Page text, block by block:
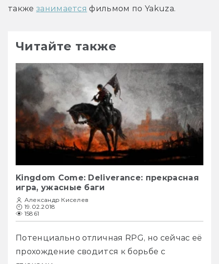
также занимается фильмом по Yakuza.
Читайте также
Kingdom Come: Deliverance: прекрасная
игра, ужасные баги
Александр Киселев
19.02.2018
15861
Потенциально отличная RPG, но сейчас её
прохождение сводится к борьбе с